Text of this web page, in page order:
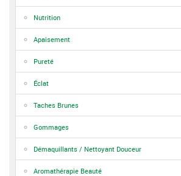
Nutrition
Apaisement
Pureté
Éclat
Taches Brunes
Gommages
Démaquillants / Nettoyant Douceur
Aromathérapie Beauté